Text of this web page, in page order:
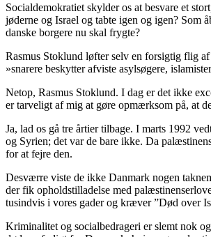
Socialdemokratiet skylder os at besvare et
jøderne og Israel og tabte igen og igen? Som
danske borgere nu skal frygte?
Rasmus Stoklund løfter selv en forsigtig flig
»snarere beskytter afviste asylsøgere,
Netop, Rasmus Stoklund. I dag er det ikke
er tarveligt af mig at gøre opmærksom på, at
Ja, lad os gå tre årtier tilbage. I marts 1992
og Syrien; det var de bare ikke. Da
for at fejre den.
Desværre viste de ikke Danmark nogen
der fik opholdstilladelse med
tusindvis i vores gader og kræver ”Død over
Kriminalitet og socialbedrageri er slemt nok